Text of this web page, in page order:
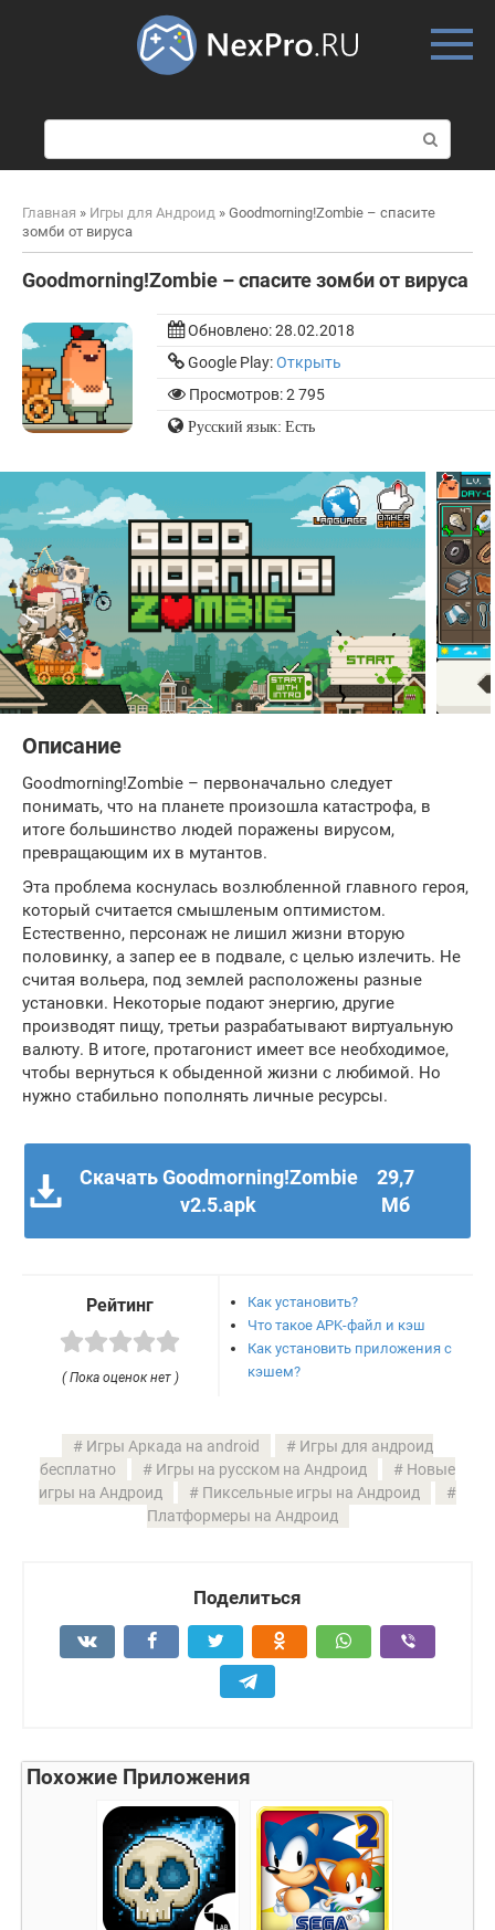
о
и
к
Главная » Игры для Андроид » Goodmorning!Zombie – спасите
зомби от вируса
Goodmorning!Zombie – спасите зомби от вируса
Обновлено:28.02.2018
Google Play:Открыть
Просмотров: 2 795
Русский язык: Есть
Описание
Goodmorning!Zombie – первоначально следует
понимать, что на планете произошла катастрофа, в
итоге большинство людей поражены вирусом,
превращающим их в мутантов.
Эта проблема коснулась возлюбленной главного героя,
который считается смышленым оптимистом.
Естественно, персонаж не лишил жизни вторую
половинку, а запер ее в подвале, с целью излечить. Не
считая вольера, под землей расположены разные
установки. Некоторые подают энергию, другие
производят пищу, третьи разрабатывают виртуальную
валюту. В итоге, протагонист имеет все необходимое,
чтобы вернуться к обыденной жизни с любимой. Но
нужно стабильно пополнять личные ресурсы.
Скачать Goodmorning!Zombie
v2.5.apk
29,7
Мб
Рейтинг
( Пока оценок нет )
Как установить?
Что такое APK-файл и кэш
Как установить приложения с
кэшем?
Игры Аркада на android
Игры для андроид
бесплатно
Игры на русском на Андроид
Новые
игры на Андроид
Пиксельные игры на Андроид
Платформеры на Андроид
Поделиться
Похожие Приложения